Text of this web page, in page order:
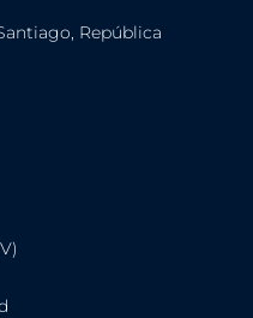
República